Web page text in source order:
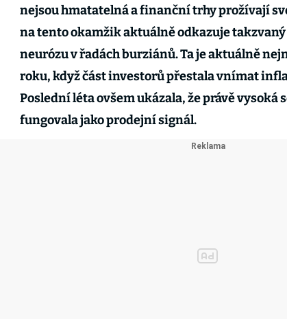
nejsou hmatatelná a finanční trhy prožívají
na tento okamžik aktuálně odkazuje
neurózu v řadách burziánů. Ta je aktuálně
roku, když část investorů přestala vnímat
Poslední léta ovšem ukázala, že právě
fungovala jako prodejní signál.